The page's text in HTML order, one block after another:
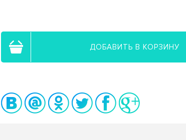
ДОБАВИТЬ В КОРЗИНУ